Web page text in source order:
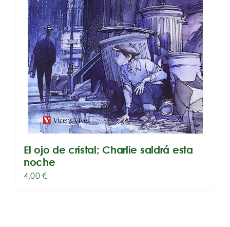
El ojo de cristal; Charlie saldrá esta
noche
4,00€